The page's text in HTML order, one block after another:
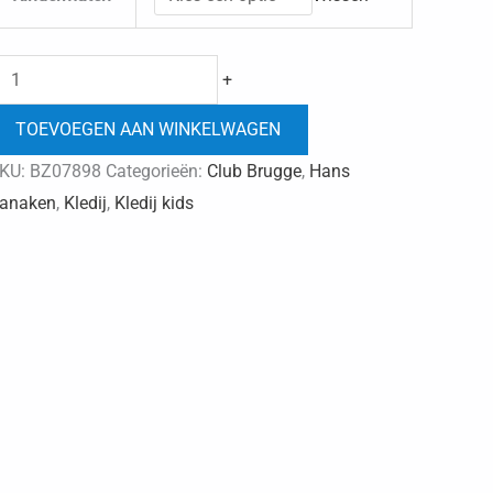
Club
shirts
+
TOEVOEGEN AAN WINKELWAGEN
BZ07898 Categorieën: Club Brugge, Hans
, Kledij, Kledij kids